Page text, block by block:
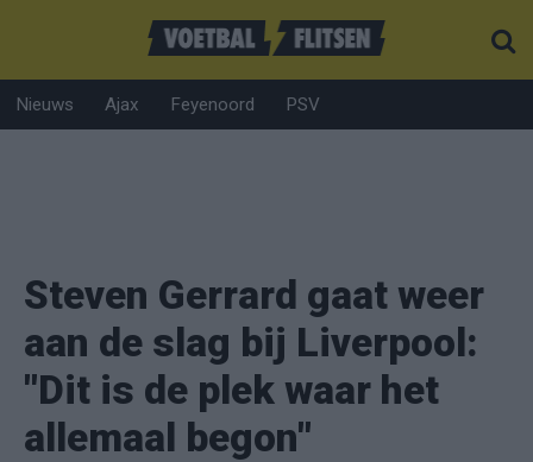
Nieuws Ajax Feyenoord PSV
Steven Gerrard gaat weer
aan de slag bij Liverpool:
"Dit is de plek waar het
allemaal begon"